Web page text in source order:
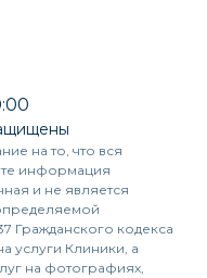
на то, что вся
информация
и не является
Гражданского кодекса
услуги Клиники, а
на фотографиях,